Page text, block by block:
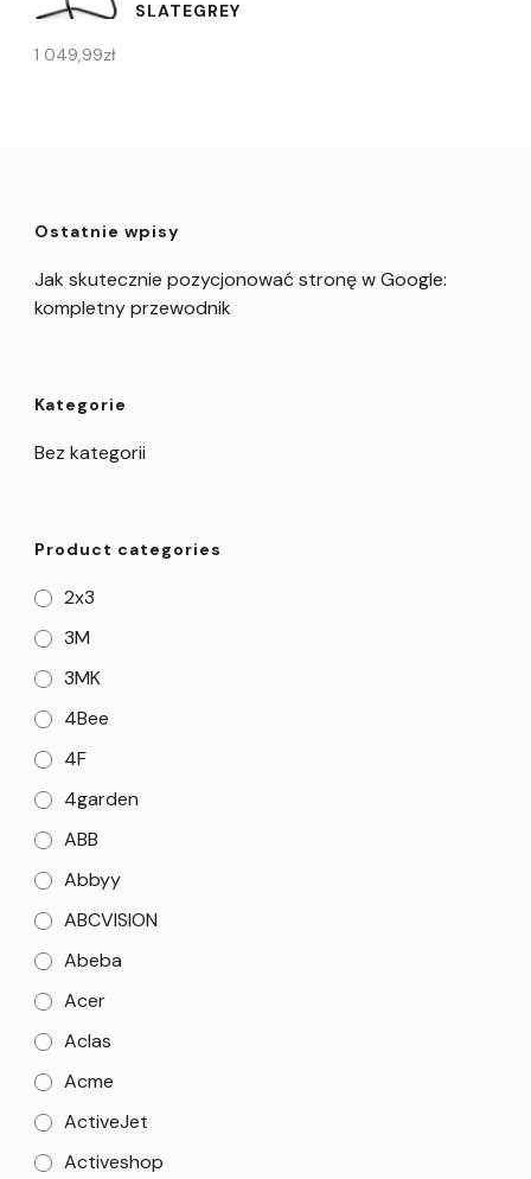
SLATEGREY
1 049,99zł
Ostatnie wpisy
Jak skutecznie pozycjonować stronę w Google:
kompletny przewodnik
Kategorie
Bez kategorii
Product categories
2x3
3M
3MK
4Bee
4F
4garden
ABB
Abbyy
ABCVISION
Abeba
Acer
Aclas
Acme
ActiveJet
Activeshop